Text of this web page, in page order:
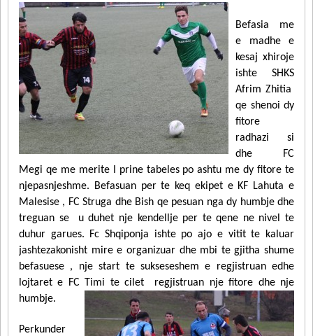
Befasia me
e madhe e
kesaj xhiroje
ishte SHKS
Afrim Zhitia
qe shenoi dy
fitore
radhazi si
dhe FC
Megi qe me merite I prine tabeles po ashtu me dy fitore te
njepasnjeshme. Befasuan per te keq ekipet e KF Lahuta e
Malesise , FC Struga dhe Bish qe pesuan nga dy humbje dhe
treguan se u duhet nje kendellje per te qene ne nivel te
duhur garues. Fc Shqiponja ishte po ajo e vitit te kaluar
jashtezakonisht mire e organizuar dhe mbi te gjitha shume
befasuese , nje start te sukseseshem e regjistruan edhe
lojtaret e FC Timi te cilet regjistruan nje fitore dhe nje
humbje.
Perkunder